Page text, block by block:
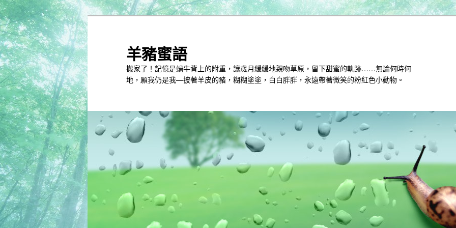
跳
到
主
內
容
跳
到
第
二
內
容
羊豬蜜語
搬家了！記憶是蝸牛背上的附重，讓歲月緩緩地親吻草原，留下甜蜜的軌跡……無論何時何
地，願我仍是我—披著羊皮的豬，糊糊塗塗，白白胖胖，永遠帶著微笑的粉紅色小動物。